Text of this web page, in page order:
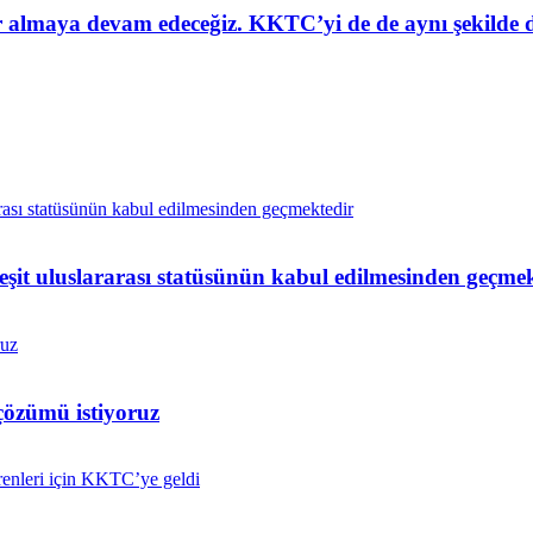
devam edeceğiz. KKTC’yi de de aynı şekilde
uluslararası statüsünün kabul edilmesinden
istiyoruz